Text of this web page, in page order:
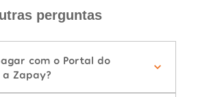
perguntas
com o Portal do
Zapay?